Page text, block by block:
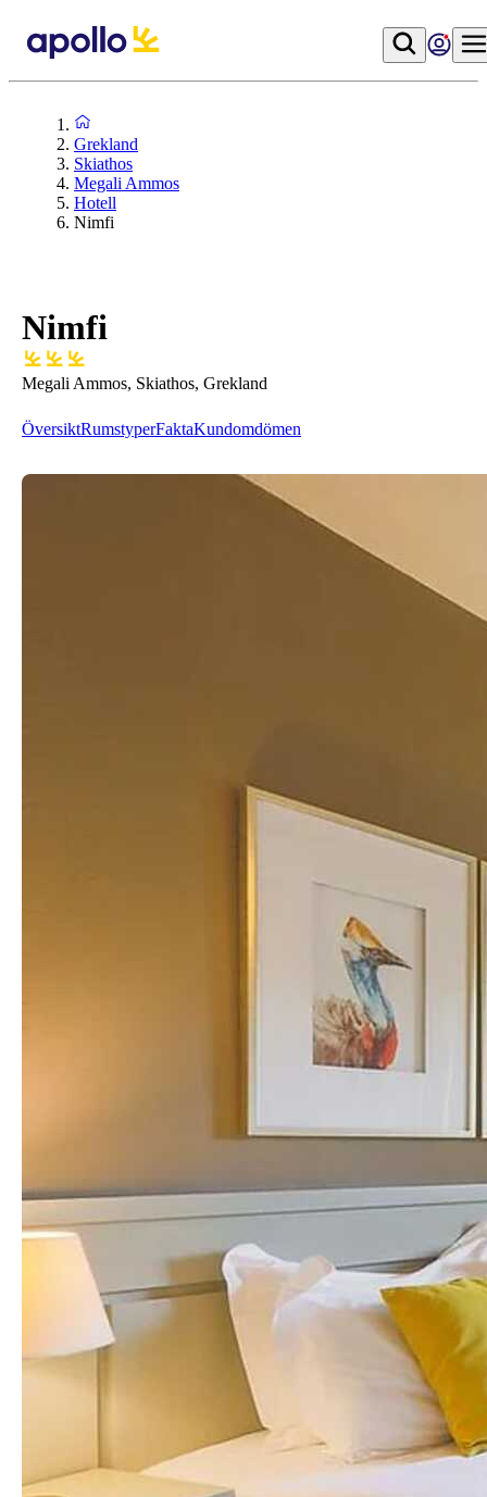
Grekland
Skiathos
Megali Ammos
Hotell
Nimfi
Nimfi
Megali Ammos, Skiathos, Grekland
ÖversiktRumstyperFaktaKundomdömen